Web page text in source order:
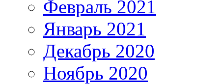
Февраль 2021
Январь 2021
Декабрь 2020
Ноябрь 2020